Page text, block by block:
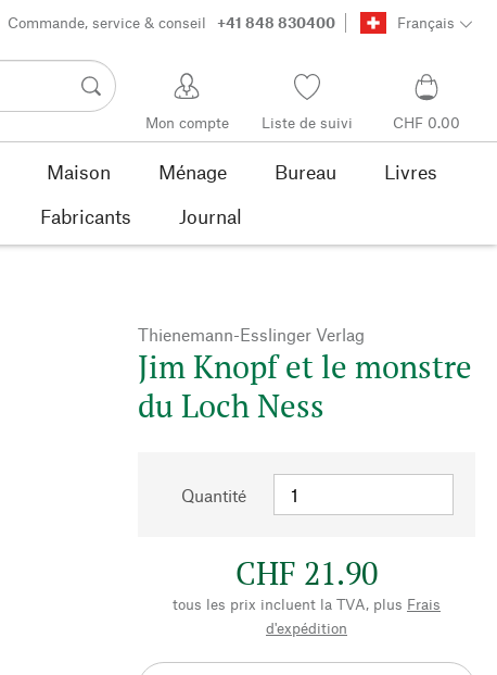
Commande, service & conseil +41 848 830400 Français
Mon compte Liste de suivi CHF 0.00
Maison Ménage Bureau
Livres
Fabricants Journal
Thienemann-Esslinger Verlag
Jim Knopf et le monstre
du Loch Ness
Quantité
CHF 21.90
tous les prix incluent la TVA, plus Frais
d'expédition